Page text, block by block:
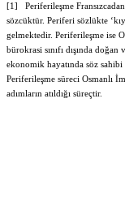
[1] Periferileşme
sözcüktür. Periferi sözlükte
gelmektedir. Periferileşme ise
bürokrasi sınıfı dışında
ekonomik hayatında söz
Periferileşme süreci Osmanlı
adımların atıldığı süreçtir.